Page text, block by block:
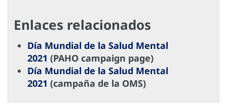
Enlaces relacionados
Día Mundial de la Salud Mental
2021 (PAHO campaign page)
Día Mundial de la Salud Mental
2021 (campaña de la OMS)